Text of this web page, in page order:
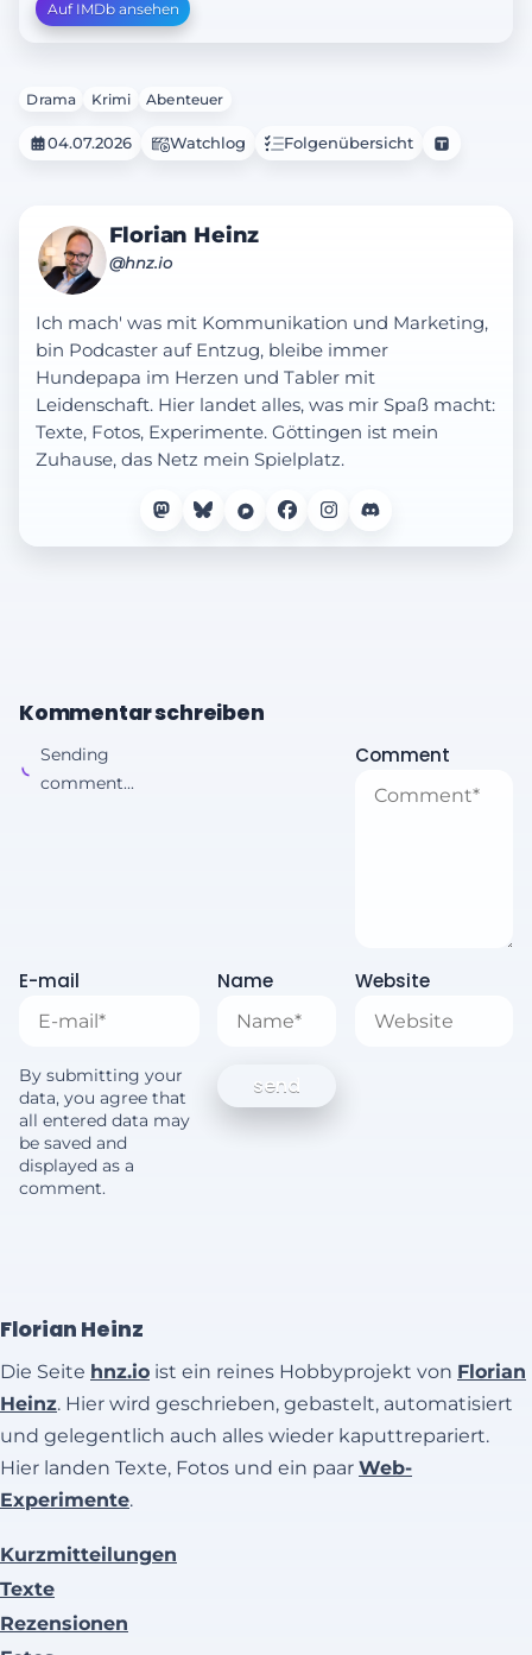
Auf IMDb ansehen
Drama Krimi Abenteuer
04.07.2026 Watchlog Folgenübersicht
Florian Heinz
@hnz.io
Ich mach' was mit Kommunikation und Marketing,
bin Podcaster auf Entzug, bleibe immer
Hundepapa im Herzen und Tabler mit
Leidenschaft. Hier landet alles, was mir Spaß macht:
Texte, Fotos, Experimente. Göttingen ist mein
Zuhause, das Netz mein Spielplatz.
Kommentar schreiben
Sending
comment...
Comment
E-mail Name Website
By submitting your
data, you agree that
all entered data may
be saved and
displayed as a
comment.
Florian Heinz
Die Seite hnz.io ist ein reines Hobbyprojekt von Florian
Heinz. Hier wird geschrieben, gebastelt, automatisiert
und gelegentlich auch alles wieder kaputtrepariert.
Hier landen Texte, Fotos und ein paar Web-
Experimente.
Kurzmitteilungen
Texte
Rezensionen